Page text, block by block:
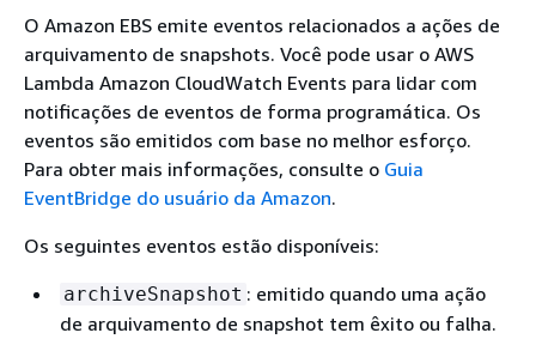
O Amazon EBS emite eventos relacionados a ações de
arquivamento de snapshots. Você pode usar o AWS
Lambda Amazon CloudWatch Events para lidar com
notificações de eventos de forma programática. Os
eventos são emitidos com base no melhor esforço.
Para obter mais informações, consulte o Guia
EventBridge do usuário da Amazon.
Os seguintes eventos estão disponíveis:
archiveSnapshot : emitido quando uma ação
de arquivamento de snapshot tem êxito ou falha.